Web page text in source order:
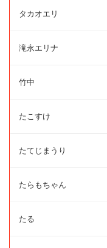
タカオエリ
滝永エリナ
竹中
たこすけ
たてじまうり
たらもちゃん
たる